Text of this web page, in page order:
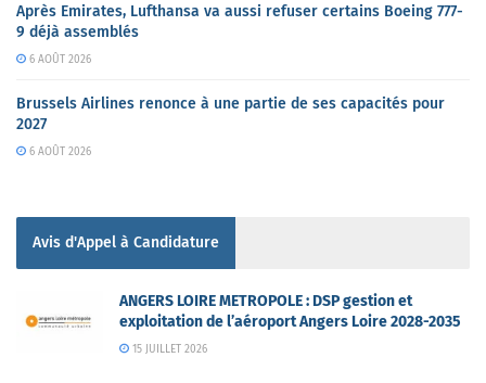
Après Emirates, Lufthansa va aussi refuser certains Boeing 777-
9 déjà assemblés
6 AOÛT 2026
Brussels Airlines renonce à une partie de ses capacités pour
2027
6 AOÛT 2026
Avis d'Appel à Candidature
ANGERS LOIRE METROPOLE : DSP gestion et
exploitation de l’aéroport Angers Loire 2028-2035
15 JUILLET 2026